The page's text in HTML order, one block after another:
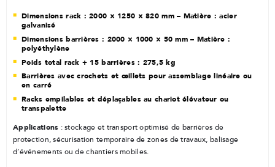
Dimensions rack : 2000 × 1250 × 820 mm – Matière : acier
galvanisé
Dimensions barrières : 2000 × 1000 × 50 mm – Matière :
polyéthylène
Poids total rack + 15 barrières : 275,5 kg
Barrières avec crochets et œillets pour assemblage linéaire ou
en carré
Racks empilables et déplaçables au chariot élévateur ou
transpalette
Applications : stockage et transport optimisé de barrières de
protection, sécurisation temporaire de zones de travaux, balisage
d’événements ou de chantiers mobiles.